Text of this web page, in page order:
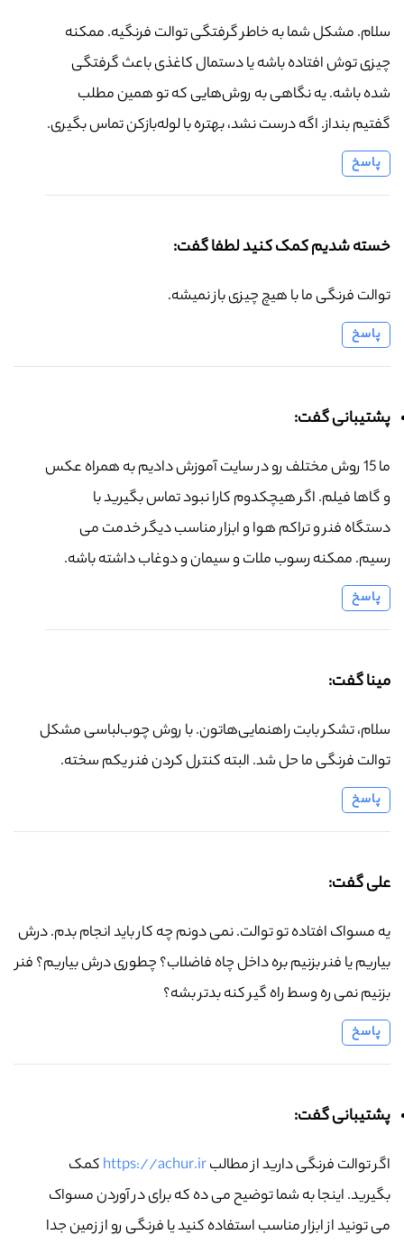
سلام. مشکل شما به خاطر گرفتگی توالت فرنگیه. ممکنه
چیزی توش افتاده باشه یا دستمال کاغذی باعث گرفتگی
شده باشه. یه نگاهی به روش‌هایی که تو همین مطلب
گفتیم بنداز. اگه درست نشد، بهتره با لوله‌بازکن تماس بگیری.
پاسخ
خسته شدیم کمک کنید لطفا گفت:
توالت فرنگی ما با هیچ چیزی باز نمیشه.
پاسخ
پشتیبانی گفت:
ما 15 روش مختلف رو در سایت آموزش دادیم به همراه عکس
و گاها فیلم. اگر هیچکدوم کارا نبود تماس بگیرید با
دستگاه فنر و تراکم هوا و ابزار مناسب دیگر خدمت می
رسیم. ممکنه رسوب ملات و سیمان و دوغاب داشته باشه.
پاسخ
مینا گفت:
سلام، تشکر بابت راهنمایی‌هاتون. با روش چوب‌لباسی مشکل
توالت فرنگی ما حل شد. البته کنترل کردن فنر یکم سخته.
پاسخ
علی گفت:
یه مسواک افتاده تو توالت. نمی دونم چه کار باید انجام بدم. درش
بیاریم یا فنر بزنیم بره داخل چاه فاضلاب؟ چطوری درش بیاریم؟ فنر
بزنیم نمی ره وسط راه گیر کنه بدتر بشه؟
پاسخ
پشتیبانی گفت:
اگر توالت فرنگی دارید از مطالبhttps://achur.irکمک
بگیرید. اینجا به شما توضیح می ده که برای در آوردن مسواک
می تونید از ابزار مناسب استفاده کنید یا فرنگی رو از زمین جدا